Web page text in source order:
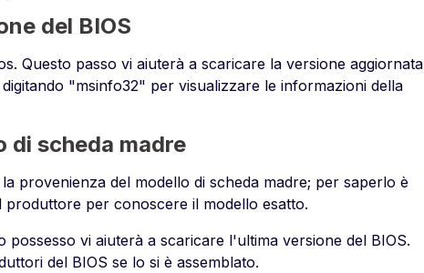
del BIOS
Questo passo vi aiuterà a scaricare la versione aggiornata
"msinfo32" per visualizzare le informazioni della
di scheda madre
provenienza del modello di scheda madre; per saperlo è
per conoscere il modello esatto.
possesso vi aiuterà a scaricare l'ultima versione del BIOS.
del BIOS se lo si è assemblato.